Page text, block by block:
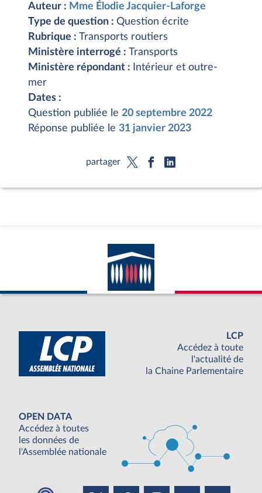
Auteur : Mme Élodie Jacquier-Laforge
Type de question : Question écrite
Rubrique : Transports routiers
Ministère interrogé : Transports
Ministère répondant :
Intérieur et outre-
mer
Dates :
Question publiée le 20 septembre 2022
Réponse publiée le 31 janvier 2023
partager
LCP
Accédez à toute
l'actualité de
la Chaine Parlementaire
OPEN DATA
Accédez à toutes
les données de
l'Assemblée nationale